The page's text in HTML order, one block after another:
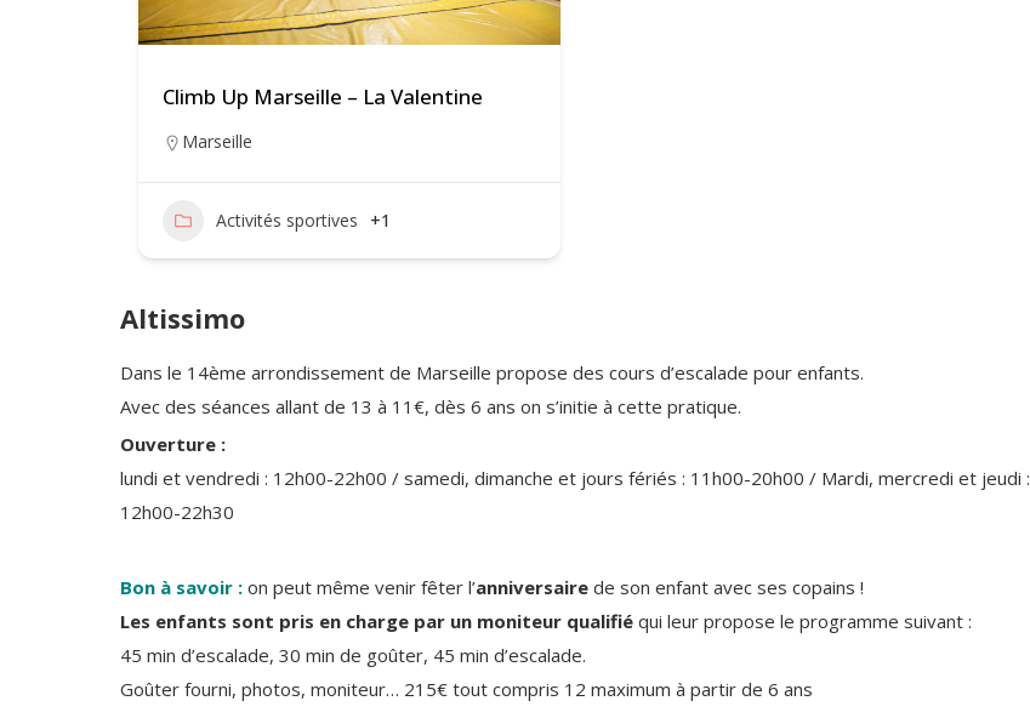
Climb Up Marseille – La Valentine
Marseille
Activités sportives +1
Altissimo
Dans le 14ème arrondissement de Marseille propose des cours d’escalade pour enfants.
Avec des séances allant de 13 à 11€, dès 6 ans on s’initie à cette pratique.
Ouverture :
lundi et vendredi : 12h00-22h00 / samedi, dimanche et jours fériés : 11h00-20h00 / Mardi, mercredi et jeudi :
12h00-22h30
Bon à savoir : on peut même venir fêter l’anniversaire de son enfant avec ses copains !
Les enfants sont pris en charge par un moniteur qualifié qui leur propose le programme suivant :
45 min d’escalade, 30 min de goûter, 45 min d’escalade.
Goûter fourni, photos, moniteur… 215€ tout compris 12 maximum à partir de 6 ans